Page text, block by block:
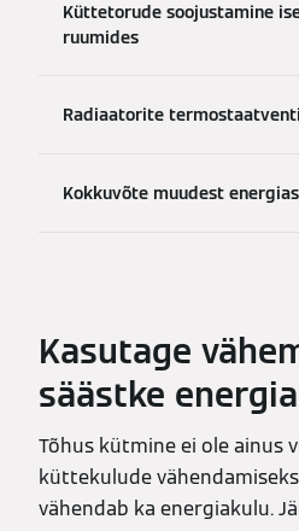
Küttetorude soojustamine
ruumides
Radiaatorite
Kokkuvõte muudest
Kasutage
säästke
Tõhus kütmine ei ole ainus
küttekulude
vähendab ka energiakulu.